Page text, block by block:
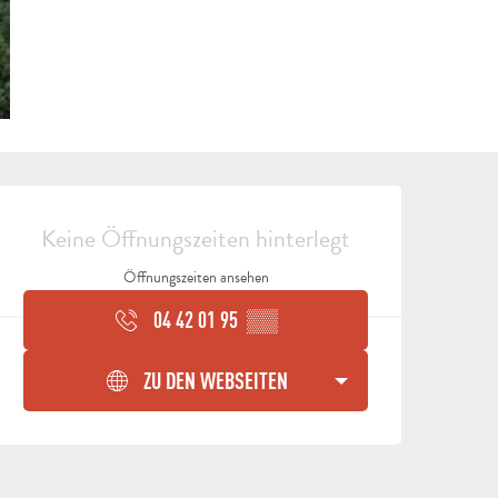
ALLE
AKTIVITÄTEN
BEREICH FÜR GRUPPEN
&
Keine Öffnungszeiten hinterlegt
Öffnungszeiten ansehen
04 42 01 95 ▒▒
ZU DEN WEBSEITEN